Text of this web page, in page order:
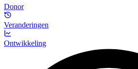
Donor
Veranderingen
Ontwikkeling